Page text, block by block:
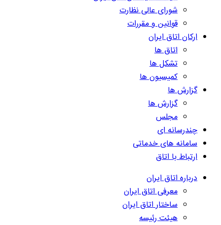
شورای عالی نظارت
قوانین و مقررات
ارکان اتاق ایران
اتاق ها
تشکل ها
کمیسیون ها
گزارش ها
گزارش ها
مجلس
چندرسانه ای
سامانه های خدماتی
ارتباط با اتاق
درباره اتاق ایران
معرفی اتاق ایران
ساختار اتاق ایران
هیئت رئیسه